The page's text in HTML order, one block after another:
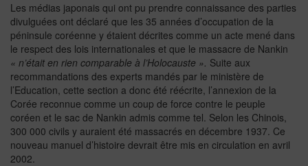
Les médias japonais qui ont pu prendre connaissance des parties
divulguées ont déclaré que les 35 années d’occupation de la
péninsule coréenne y étaient décrites comme un acte mené dans
le respect des lois internationales et que le massacre de Nankin
« n’était en rien comparable à l’Holocauste ». Suite aux
recommandations des experts mandés par le ministère de
l’Education, cette section a donc été réécrite, l’annexion de la
Corée reconnue comme un coup de force contre le peuple
coréen et le sac de Nankin admis comme tel. Selon les Chinois,
300 000 civils y auraient été massacrés en décembre 1937. Ce
nouveau manuel d’histoire devrait être mis en circulation en avril
2002.